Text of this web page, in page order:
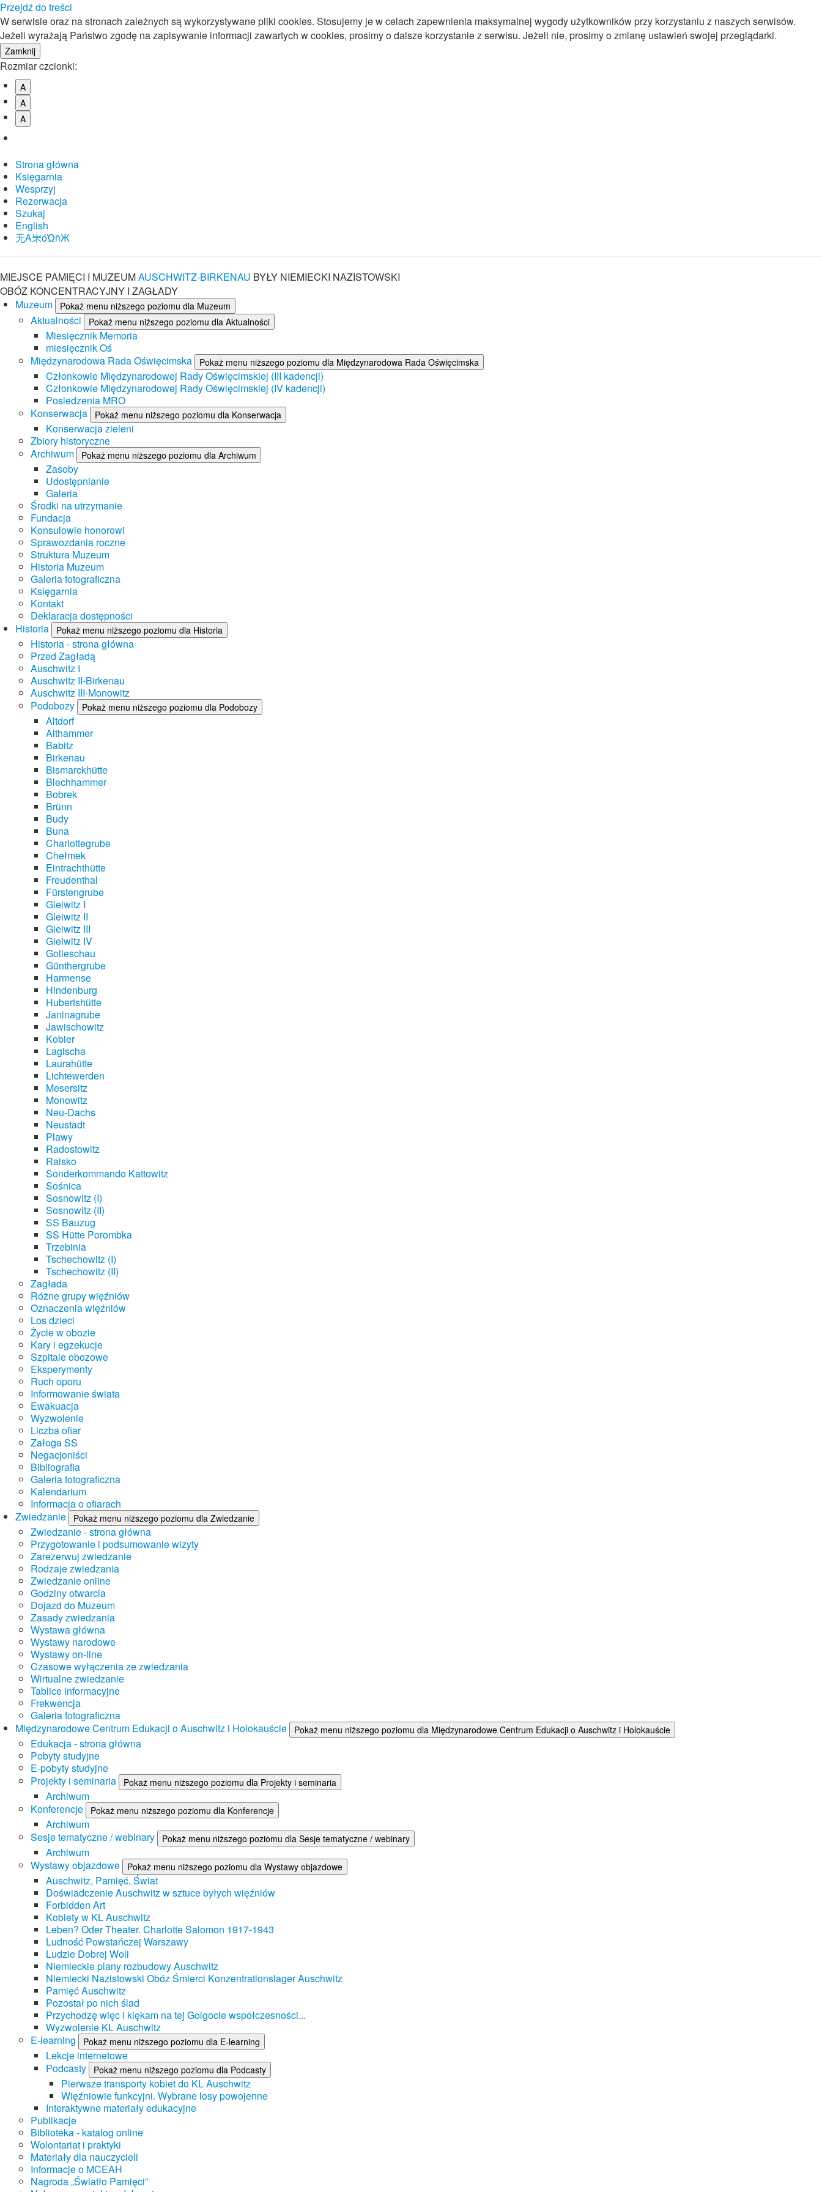
Przejdź do treści
W serwisie oraz na stronach zależnych są wykorzystywane pliki cookies. Stosujemy je w celach zapewnienia maksymalnej wygody użytkowników przy korzystaniu z naszych serwisów.
Jeżeli wyrażają Państwo zgodę na zapisywanie informacji zawartych w cookies, prosimy o dalsze korzystanie z serwisu. Jeżeli nie, prosimy o zmianę ustawień swojej przeglądarki.
Rozmiar czcionki:
A
A
A
Strona główna
Księgarnia
Wesprzyj
Rezerwacja
Szukaj
English
⽆A㞸óὨñЖ
MIEJSCE PAMIĘCI I MUZEUMAUSCHWITZ-BIRKENAU BYŁY NIEMIECKI NAZISTOWSKI
OBÓZ KONCENTRACYJNY I ZAGŁADY
Muzeum
Pokaż menu niższego poziomu dla Muzeum
Aktualności Pokaż menu niższego poziomu dla Aktualności
Miesięcznik Memoria
miesięcznik Oś
Międzynarodowa Rada Oświęcimska
Pokaż menu niższego poziomu dla Międzynarodowa Rada Oświęcimska
Członkowie Międzynarodowej Rady Oświęcimskiej (III kadencji)
Członkowie Międzynarodowej Rady Oświęcimskiej (IV kadencji)
Posiedzenia MRO
Konserwacja
Pokaż menu niższego poziomu dla Konserwacja
Konserwacja zieleni
Zbiory historyczne
Archiwum
Pokaż menu niższego poziomu dla Archiwum
Zasoby
Udostępnianie
Galeria
Środki na utrzymanie
Fundacja
Konsulowie honorowi
Sprawozdania roczne
Struktura Muzeum
Historia Muzeum
Galeria fotograficzna
Księgarnia
Kontakt
Deklaracja dostępności
Historia
Pokaż menu niższego poziomu dla Historia
Historia - strona główna
Przed Zagładą
Auschwitz I
Auschwitz II-Birkenau
Auschwitz III-Monowitz
Podobozy
Pokaż menu niższego poziomu dla Podobozy
Altdorf
Althammer
Babitz
Birkenau
Bismarckhütte
Blechhammer
Bobrek
Brünn
Budy
Buna
Charlottegrube
Chełmek
Eintrachthütte
Freudenthal
Fürstengrube
Gleiwitz I
Gleiwitz II
Gleiwitz III
Gleiwitz IV
Golleschau
Günthergrube
Harmense
Hindenburg
Hubertshütte
Janinagrube
Jawischowitz
Kobier
Lagischa
Laurahütte
Lichtewerden
Mesersitz
Monowitz
Neu-Dachs
Neustadt
Plawy
Radostowitz
Raisko
Sonderkommando Kattowitz
Sośnica
Sosnowitz (I)
Sosnowitz (II)
SS Bauzug
SS Hütte Porombka
Trzebinia
Tschechowitz (I)
Tschechowitz (II)
Zagłada
Różne grupy więźniów
Oznaczenia więźniów
Los dzieci
Życie w obozie
Kary i egzekucje
Szpitale obozowe
Eksperymenty
Ruch oporu
Informowanie świata
Ewakuacja
Wyzwolenie
Liczba ofiar
Załoga SS
Negacjoniści
Bibliografia
Galeria fotograficzna
Kalendarium
Informacja o ofiarach
Zwiedzanie
Pokaż menu niższego poziomu dla Zwiedzanie
Zwiedzanie - strona główna
Przygotowanie i podsumowanie wizyty
Zarezerwuj zwiedzanie
Rodzaje zwiedzania
Zwiedzanie online
Godziny otwarcia
Dojazd do Muzeum
Zasady zwiedzania
Wystawa główna
Wystawy narodowe
Wystawy on-line
Czasowe wyłączenia ze zwiedzania
Wirtualne zwiedzanie
Tablice informacyjne
Frekwencja
Galeria fotograficzna
Międzynarodowe Centrum Edukacji o Auschwitz i Holokauście
Pokaż menu niższego poziomu dla Międzynarodowe Centrum Edukacji o Auschwitz i Holokauście
Edukacja - strona główna
Pobyty studyjne
E-pobyty studyjne
Projekty i seminaria
Pokaż menu niższego poziomu dla Projekty i seminaria
Archiwum
Konferencje
Pokaż menu niższego poziomu dla Konferencje
Archiwum
Sesje tematyczne / webinary
Pokaż menu niższego poziomu dla Sesje tematyczne / webinary
Archiwum
Wystawy objazdowe
Pokaż menu niższego poziomu dla Wystawy objazdowe
Auschwitz, Pamięć, Świat
Doświadczenie Auschwitz w sztuce byłych więźniów
Forbidden Art
Kobiety w KL Auschwitz
Leben? Oder Theater. Charlotte Salomon 1917-1943
Ludność Powstańczej Warszawy
Ludzie Dobrej Woli
Niemieckie plany rozbudowy Auschwitz
Niemiecki Nazistowski Obóz Śmierci Konzentrationslager Auschwitz
Pamięć Auschwitz
Pozostał po nich ślad
Przychodzę więc i klękam na tej Golgocie współczesności...
Wyzwolenie KL Auschwitz
E-learning
Pokaż menu niższego poziomu dla E-learning
Lekcje internetowe
Podcasty
Pokaż menu niższego poziomu dla Podcasty
Pierwsze transporty kobiet do KL Auschwitz
Więźniowie funkcyjni. Wybrane losy powojenne
Interaktywne materiały edukacyjne
Publikacje
Biblioteka - katalog online
Wolontariat i praktyki
Materiały dla nauczycieli
Informacje o MCEAH
Nagroda „Światło Pamięci”